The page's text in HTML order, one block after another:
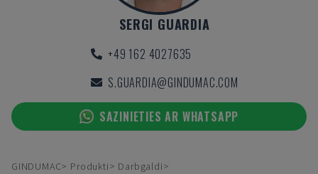
SERGI GUARDIA
+49 162 4027635
S.GUARDIA@GINDUMAC.COM
SAZINIETIES AR WHATSAPP
GINDUMAC Produkti
Darbgaldi